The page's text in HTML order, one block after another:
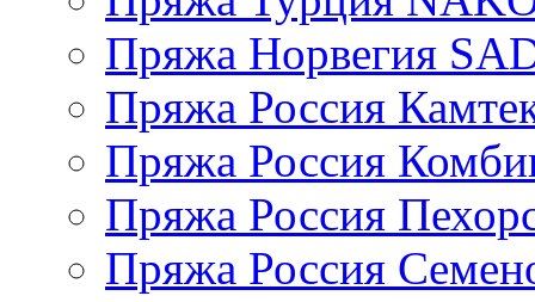
Пряжа Норвегия
Пряжа Россия
Пряжа Россия
Пряжа Россия
Пряжа Россия